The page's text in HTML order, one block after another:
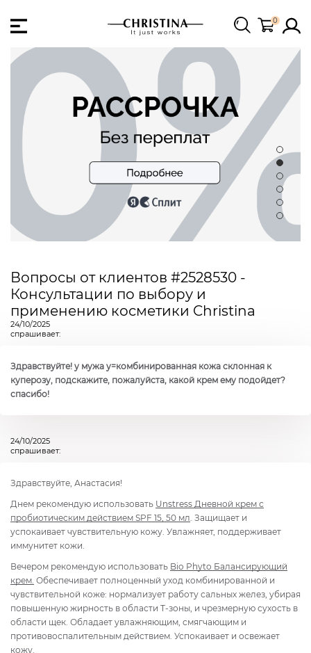
0
Вопросы от клиентов #2528530 -
Консультации по выбору и
применению косметики Christina
24/10/2025
спрашивает:
Здравствуйте! у мужа у=комбинированная кожа склонная к
куперозу, подскажите, пожалуйста, какой крем ему подойдет?
спасибо!
24/10/2025
спрашивает:
Здравствуйте, Анастасия!
Днем рекомендую использовать Unstress Дневной крем с
пробиотическим действием SPF 15, 50 мл . Защищает и
успокаивает чувствительную кожу. Увлажняет, поддерживает
иммунитет кожи.
Вечером рекомендую использовать Bio Phyto Балансирующий
крем. Обеспечивает полноценный уход комбинированной и
чувствительной коже: нормализует работу сальных желез, убирая
повышенную жирность в области Т-зоны, и чрезмерную сухость в
области щек. Обладает увлажняющим, смягчающим и
противовоспалительным действием. Успокаивает и освежает
кожу.